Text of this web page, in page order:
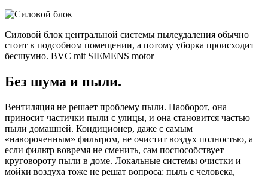
Силовой блок центральной системы пылеудаления обычно
стоит в подсобном помещении, а потому уборка происходит
бесшумно. BVC mit SIEMENS motor
Без шума и пыли.
Вентиляция не решает проблему пыли. Наоборот, она
приносит частички пыли с улицы, и она становится частью
пыли домашней. Кондиционер, даже с самым
«навороченным» фильтром, не очистит воздух полностью, а
если фильтр вовремя не сменить, сам поспособствует
круговороту пыли в доме. Локальные системы очистки и
мойки воздуха тоже не решат вопроса: пыль с человека,